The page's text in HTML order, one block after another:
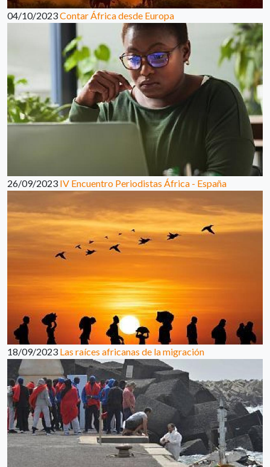
04/10/2023Contar África desde Europa
26/09/2023 IV Encuentro Periodistas África - España
18/09/2023 Las raíces africanas de la migración